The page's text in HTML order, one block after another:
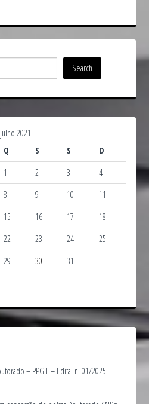
julho 2021
Q S S
D
1
2 3
4
8 9 10
11
15 16 17
18
22 23 24
25
29 30 31
– PPGIF – Edital n. 01/2025 _